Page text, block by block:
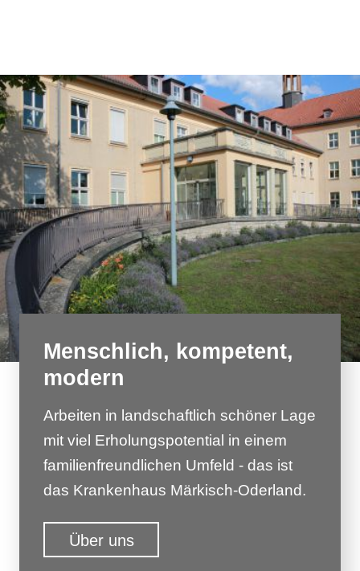
Menschlich, kompetent,
modern
Arbeiten in landschaftlich schöner Lage
mit viel Erholungspotential in einem
familienfreundlichen Umfeld - das ist
das Krankenhaus Märkisch-Oderland.
Über uns